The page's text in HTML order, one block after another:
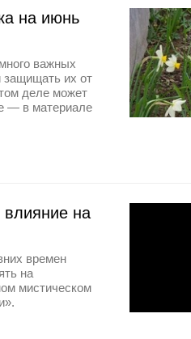
на июнь
важных
защищать их от
деле может
— в материале
влияние на
времен
на
мистическом